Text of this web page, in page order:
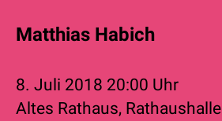
Matthias Habich
8. Juli 2018 20:00 Uhr
Altes Rathaus, Rathaushalle